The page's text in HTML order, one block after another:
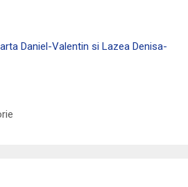
Daniel-Valentin si Lazea Denisa-